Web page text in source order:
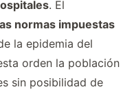
. El
normas impuestas
la epidemia del
orden la población
sin posibilidad de